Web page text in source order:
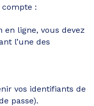
compte :
en ligne, vous devez
l’une des
vos identifiants de
passe).